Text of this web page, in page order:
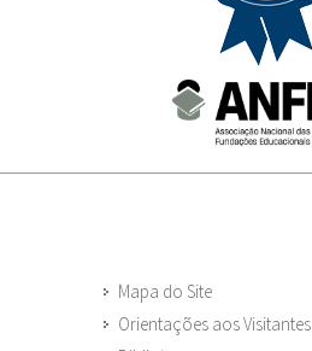
Mapa do Site
Orientações aos Visitantes